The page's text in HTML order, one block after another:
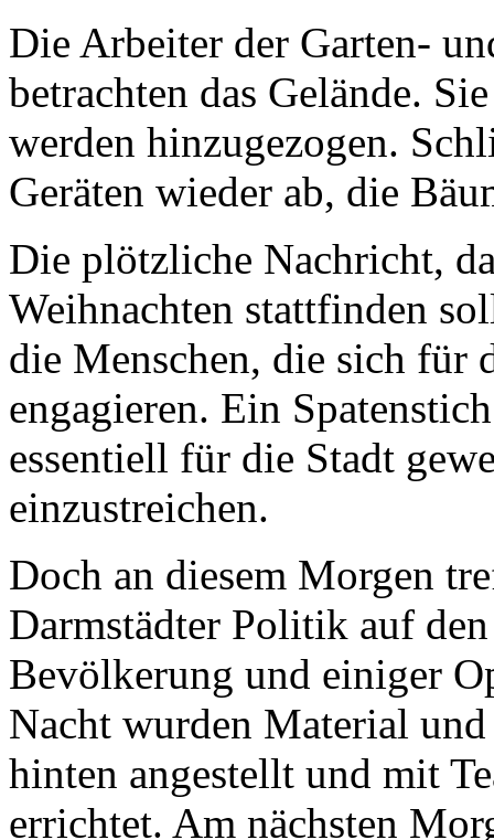
Die Arbeiter der Garten-
betrachten das Gelände.
werden hinzugezogen.
Geräten wieder ab, die
Die plötzliche Nachricht,
Weihnachten stattfinden
die Menschen, die sich für
engagieren. Ein
essentiell für die Stadt
einzustreichen.
Doch an diesem Morgen
Darmstädter Politik auf
Bevölkerung und einiger
Nacht wurden Material
hinten angestellt und mit
errichtet. Am nächsten